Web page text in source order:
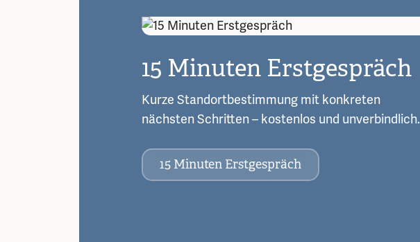
15 Minuten Erstgespräch
Kurze Standortbestimmung mit konkreten
nächsten Schritten – kostenlos und unverbindlich.
15 Minuten Erstgespräch